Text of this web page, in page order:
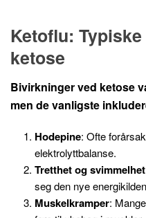
Ketoflu:
ketose
Bivirkninger ved ketose
men de vanligste
Hodepine: Ofte
elektrolyttbalanse.
Tretthet og svimmelhet
seg den nye
Muskelkramper: